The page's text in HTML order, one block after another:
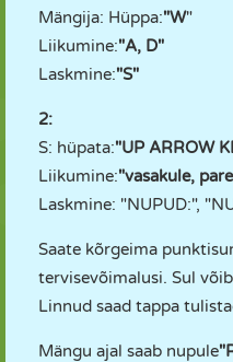
Mängija: Hüppa:"W"
Liikumine:"A, D"
Laskmine:"S"
2:
S: hüpata:"UP ARROW
Liikumine:"vasakule,
Laskmine: "NUPUD:",
Saate kõrgeima
tervisevõimalusi. Sul
Linnud saad tappa
Mängu ajal saab nupule